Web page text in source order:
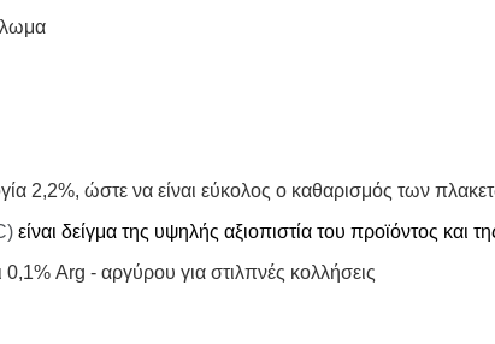
2,2%, ώστε να είναι εύκολος ο καθαρισμός των
είναι δείγμα της υψηλής αξιοπιστία του προϊόντος και
Arg - αργύρου για στιλπνές κολλήσεις